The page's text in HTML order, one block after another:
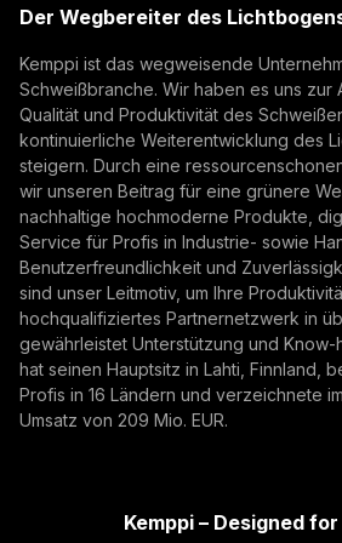
(opens in a new tab)
Mit der Anmeldung erklären Sie
einverstanden, Marketing-E-Mails
empfangen.
Der Wegbereiter des
Kemppi ist das wegweisende
Schweißbranche. Wir haben es uns zur
Qualität und Produktivität des
kontinuierliche Weiterentwicklung des
steigern. Durch eine
wir unseren Beitrag für eine grünere
nachhaltige hochmoderne Produkte,
Service für Profis in Industrie- sowie
Benutzerfreundlichkeit und
sind unser Leitmotiv, um Ihre
hochqualifiziertes Partnernetzwerk in
gewährleistet Unterstützung und Know-
hat seinen Hauptsitz in Lahti, Finnland,
Profis in 16 Ländern und verzeichnete
Umsatz von 209 Mio. EUR.
Kemppi – Designed